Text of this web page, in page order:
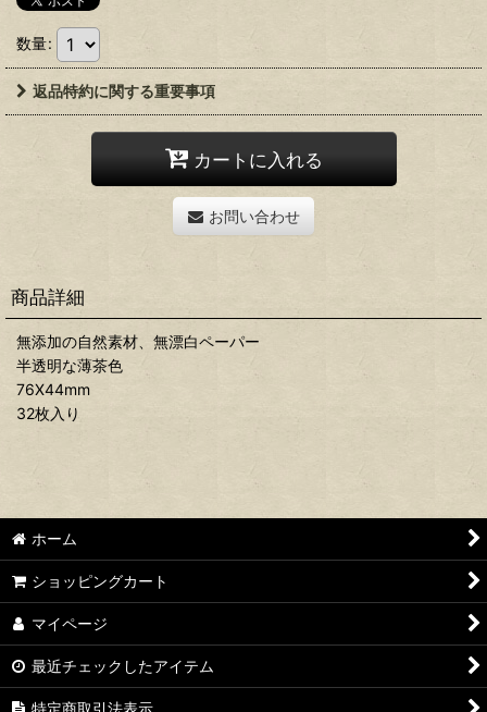
数量:
返品特約に関する重要事項
カートに入れる
お問い合わせ
商品詳細
無添加の自然素材、無漂白ペーパー
半透明な薄茶色
76X44mm
32枚入り
ホーム
ショッピングカート
マイページ
最近チェックしたアイテム